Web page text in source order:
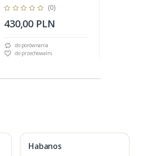
(0)
430,00 PLN
do porównania
do przechowalni
Habanos